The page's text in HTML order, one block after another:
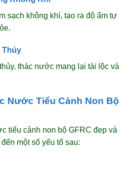
sạch không khí, tạo ra độ ẩm tự
Thủy
thác nước mang lại tài lộc và
Nước Tiểu Cảnh Non Bộ
tiểu cảnh non bộ GFRC đẹp và
một số yếu tố sau: